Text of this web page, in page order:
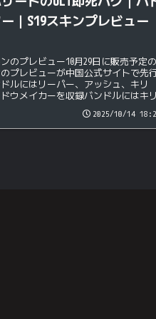
｜S19スキンプレビュー
のプレビュー10月29日に販売予定の
プレビューが中国公式サイトで先
ルにはリーパー、アッシュ、キリ
ウメイカーを収録バンドルにはキリ
2025/10/14